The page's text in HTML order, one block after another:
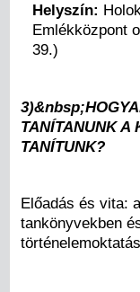
Helyszín:
Emlékközpont
39.)
TANÍTANUNK A
TANÍTUNK?
Előadás és vita:
tankönyvekben